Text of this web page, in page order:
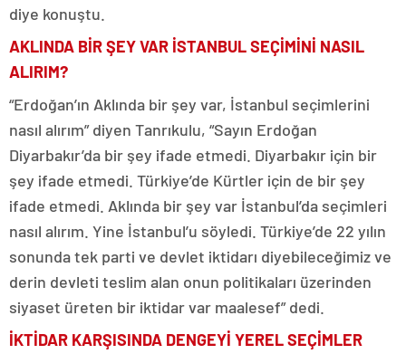
diye konuştu.
AKLINDA BİR ŞEY VAR İSTANBUL SEÇİMİNİ NASIL
ALIRIM?
“Erdoğan’ın Aklında bir şey var, İstanbul seçimlerini
nasıl alırım” diyen Tanrıkulu, “Sayın Erdoğan
Diyarbakır’da bir şey ifade etmedi. Diyarbakır için bir
şey ifade etmedi. Türkiye’de Kürtler için de bir şey
ifade etmedi. Aklında bir şey var İstanbul’da seçimleri
nasıl alırım. Yine İstanbul’u söyledi. Türkiye’de 22 yılın
sonunda tek parti ve devlet iktidarı diyebileceğimiz ve
derin devleti teslim alan onun politikaları üzerinden
siyaset üreten bir iktidar var maalesef” dedi.
İKTİDAR KARŞISINDA DENGEYİ YEREL SEÇİMLER